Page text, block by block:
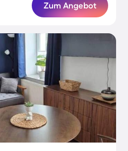
Zum Angebot